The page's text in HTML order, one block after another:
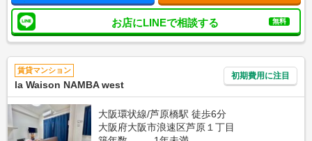
お店にLINEで相談する 無料
賃貸マンション
la Waison NAMBA west
初期費用に注目
大阪環状線/芦原橋駅 徒歩6分
大阪府大阪市浪速区芦原１丁目